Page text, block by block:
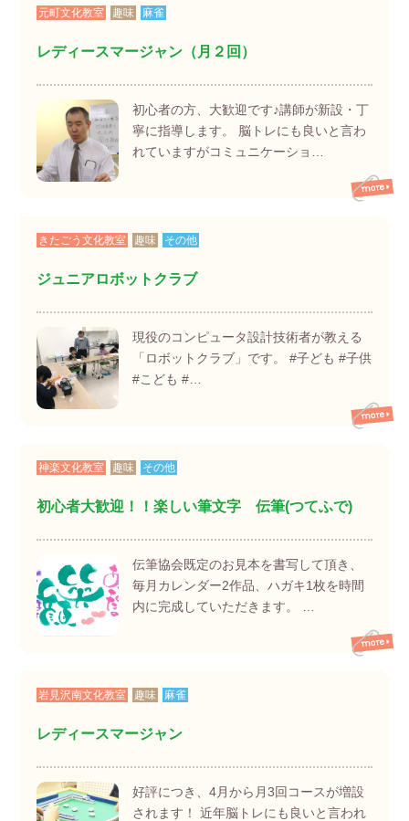
元町文化教室 趣味 麻雀
レディースマージャン（月２回）
初心者の方、大歓迎です♪講師が新設・丁
寧に指導します。 脳トレにも良いと言わ
れていますがコミュニケーショ…
きたごう文化教室 趣味 その他
ジュニアロボットクラブ
現役のコンピュータ設計技術者が教える
「ロボットクラブ」です。 #子ども #子供
#こども #…
神楽文化教室 趣味 その他
初心者大歓迎！！楽しい筆文字 伝筆(つてふで)
伝筆協会既定のお見本を書写して頂き、
毎月カレンダー2作品、ハガキ1枚を時間
内に完成していただきます。 …
岩見沢南文化教室 趣味 麻雀
レディースマージャン
好評につき、4月から月3回コースが増設
されます！ 近年脳トレにも良いと言われ